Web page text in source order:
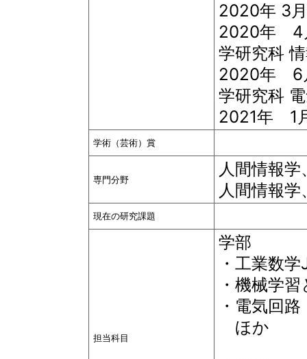
2020年 3
2020年 4
学研究科
2020年 6
学研究科
2021年 1
学術（芸術）賞
専門分野
人間情報
人間情報
現在の研究課題
担当科目
学部
・工業数
・機械学
・電気回路
ほか